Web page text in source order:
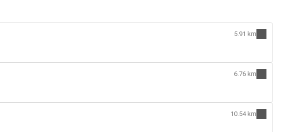
5.91 km
6.76 km
10.54 km